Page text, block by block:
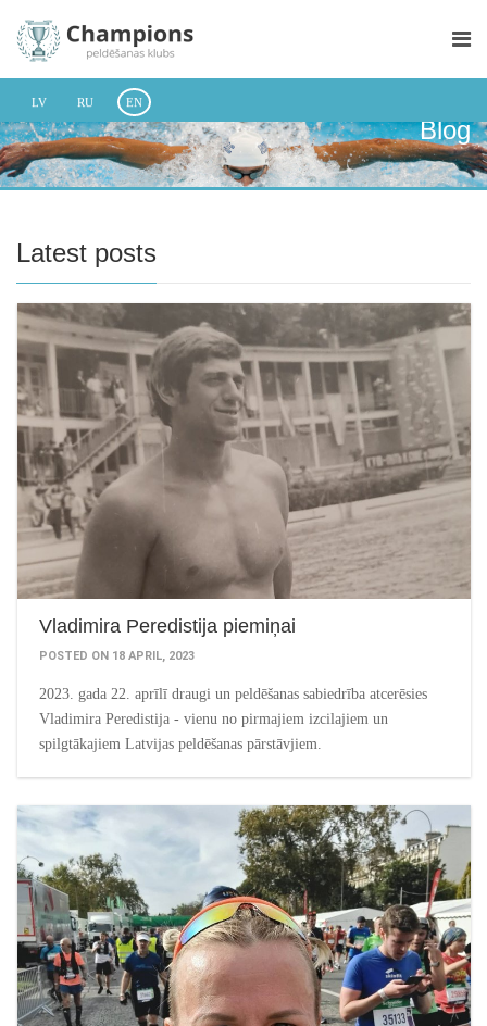
LV RU EN
Blog
Latest posts
Vladimira Peredistija piemiņai
POSTED ON 18 APRIL, 2023
2023. gada 22. aprīlī draugi un peldēšanas sabiedrība atcerēsies
Vladimira Peredistija - vienu no pirmajiem izcilajiem un
spilgtākajiem Latvijas peldēšanas pārstāvjiem.